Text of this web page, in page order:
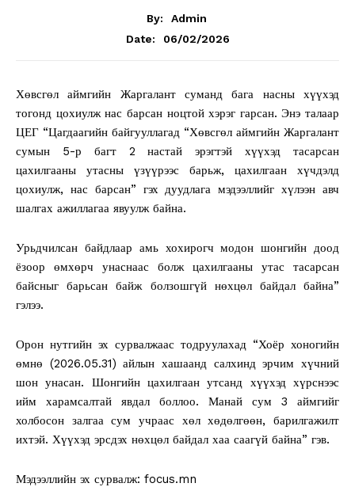
By:
Admin
Date:
06/02/2026
Хөвсгөл аймгийн Жаргалант суманд бага насны хүүхэд
тогонд цохиулж нас барсан ноцтой хэрэг гарсан. Энэ талаар
ЦЕГ “Цагдаагийн байгууллагад “Хөвсгөл аймгийн Жаргалант
сумын 5-р багт 2 настай эрэгтэй хүүхэд тасарсан
цахилгааны утасны үзүүрээс барьж, цахилгаан хүчдэлд
цохиулж, нас барсан” гэх дуудлага мэдээллийг хүлээн авч
шалгах ажиллагаа явуулж байна.
Урьдчилсан байдлаар амь хохирогч модон шонгийн доод
ёзоор өмхөрч унаснаас болж цахилгааны утас тасарсан
байсныг барьсан байж болзошгүй нөхцөл байдал байна”
гэлээ.
Орон нутгийн эх сурвалжаас тодруулахад “Хоёр хоногийн
өмнө (2026.05.31) айлын хашаанд салхинд эрчим хүчний
шон унасан. Шонгийн цахилгаан утсанд хүүхэд хүрснээс
ийм харамсалтай явдал боллоо. Манай сум 3 аймгийг
холбосон залгаа сум учраас хөл хөдөлгөөн, барилгажилт
ихтэй. Хүүхэд эрсдэх нөхцөл байдал хаа саагүй байна” гэв.
Мэдээллийн эх сурвалж: focus.mn